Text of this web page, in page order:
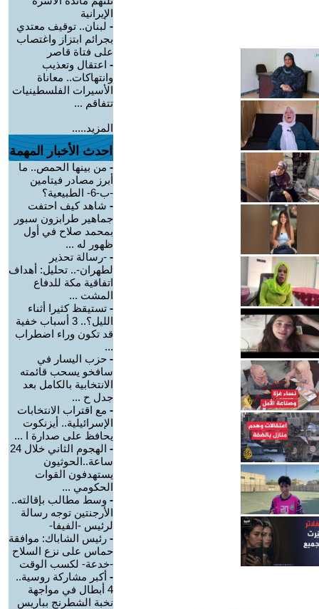
الإيرانية
- لبنان.. توقيف معتدي
بجرائم ابتزاز واغتصاب
على فتاة قاصر
- اعتقال وتعذيب
وانتهاكات.. معاناة
الأسيرات الفلسطينيات
تتفاقم ...
المزيد.....
احدث الأخبار المهمة
- من بينها الحمص.. ما
أبرز مصادر فيتامين
-ب-6- الطبيعية؟
- شاهد كيف احتفت
جماهير طرابزون سبور
بمحمد صلاح في أول
ظهور له ...
- -رسالة تحذير
لطهران-.. تحليل: أهداف
اتفاقية مكة للدفاع
المشت ...
- تستيقظ كثيرا أثناء
الليل؟.. 3 أسباب خفية
قد تكون وراء اضطراب
...
- حزب اليسار في
سافخو يسحب قائمته
الانتخابية بالكامل بعد
جدل ح ...
- مع اقتراب الانتخابات
الإسرائيلية.. أيزنكوت
يحافظ على صدارة ا ...
-
الهجوم الثاني خلال 24
ساعة..الحوثيون
يستهدفون القوات
الحكومي ...
- وسط مطالب بإقالته..
الأرجنتين توجه رسالة
لرئيس -الفيفا-
- رئيس الشاباك: موافقة
حماس على نزع السلاح
-خدعة- لكسب الوقت
- أكبر مشاركة روسية..
4 أبطال في مواجهة
نخبة الشطرنج بباريس